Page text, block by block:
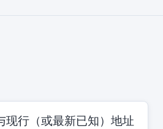
现行（或最新已知）地址